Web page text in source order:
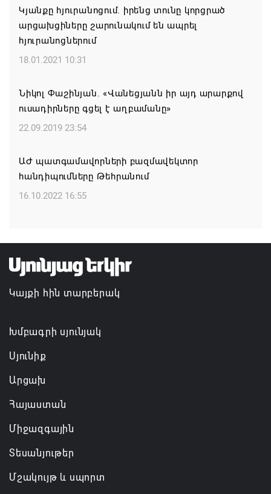
05.08.2026 11:57
բնակարանների վարձակալության անվան տակ
05.08.2026 11:52
ՍԶՆԱԿ ԵՎ ԴԻՑՄԱՅՐԻ ԳՅՈՒՂԵՐԸ ԱՅՍՈՒՀԵՏԵՎ
05.08.2026 11:26
Հայկ Դեմոյանը հանցագործության մասին
Կյանքը հյուրանոցում. իրենց տունը կորցրած
արցախցիները շարունակում են ապրել
հյուրանոցներում
18.01.2021 10:31
Նիկոլ Փաշինյան. «Վանեցյանն իր այդ արարքով
ուսադիրները գցել է աղբամանը»
22.09.2019 23:54
ԱԺ պատգամավորների բազմավեկտոր
հանդիպումները Թեհրանում
16.10.2022 16:55
Կայքի հին տարբերակ
Խմբագրի սյունյակ
Սյունիք
Արցախ
Հայաստան
Միջազգային
Տեսանյութեր
Մշակույթ և սպորտ